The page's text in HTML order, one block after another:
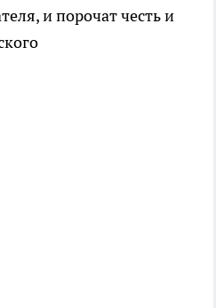
и порочат честь и